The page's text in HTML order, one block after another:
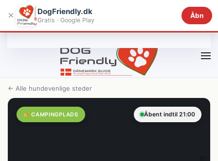
Gå til hovedindhold
× DogFriendly.dk
Gratis · Google Play
Åbn
← Alle hundevenlige steder
CAMPINGPLADS Åbent indtil 21:00